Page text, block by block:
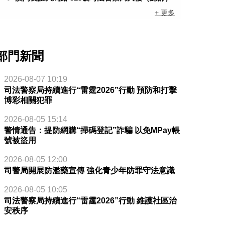
+ 更多
門新聞
2026-08-07 10:19
司法警察局持續進行“雷霆2026”行動 預防和打擊
博彩相關犯罪
2026-08-05 15:14
警情通告：提防網購“掃碼登記”詐騙 以免MPay帳
號被盜用
2026-08-05 12:00
司警局開展防濫藥宣傳 強化青少年防罪守法意識
2026-08-05 10:05
司法警察局持續進行“雷霆2026”行動 維護社區治
安秩序